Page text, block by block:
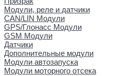
Модули, реле и датчики
CAN/LIN Модули
GPS/Глонасс Модули
GSM Модули
Датчики
Дополнительные модули
Модули автозапуска
Модули моторного отсека